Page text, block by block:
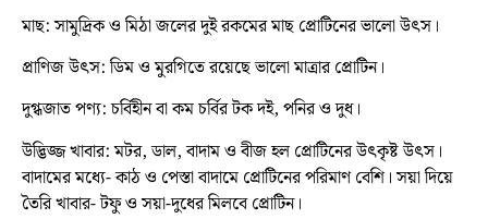
মাছ: সামুদ্রিক ও মিঠা জলের দুই রকমের মাছ প্রোটিনের ভালো উৎস।
প্রাণিজ উৎস: ডিম ও মুরগিতে রয়েছে ভালো মাত্রার প্রোটিন।
দুগ্ধজাত পণ্য: চর্বিহীন বা কম চর্বির টক দই, পনির ও দুধ।
উদ্ভিজ্জ খাবার: মটর, ডাল, বাদাম ও বীজ হল প্রোটিনের উৎকৃষ্ট উৎস।
বাদামের মধ্যে- কাঠ ও পেস্তা বাদামে প্রোটিনের পরিমাণ বেশি। সয়া দিয়ে
তৈরি খাবার- টফু ও সয়া-দুধের মিলবে প্রোটিন।